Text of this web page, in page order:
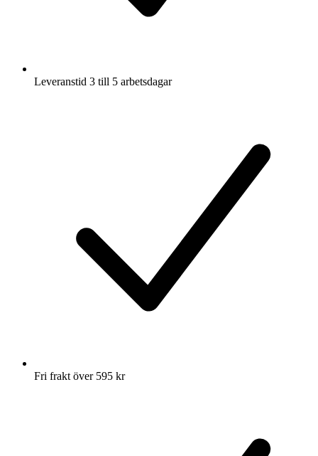
Leveranstid 3 till 5 arbetsdagar
Fri frakt över 595 kr